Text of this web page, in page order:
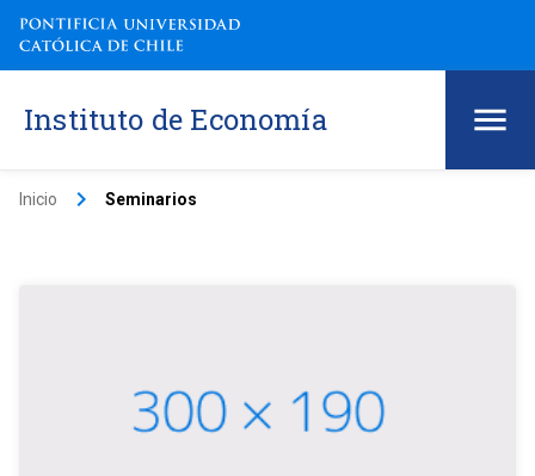
Instituto de Economía
Inicio keyboard_arrow_right Seminarios